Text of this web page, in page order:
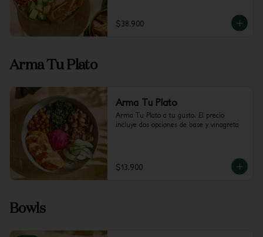
$38.900
Arma Tu Plato
Arma Tu Plato
Arma Tu Plato a tu gusto. El precio
incluye dos opciones de base y vinagreta
$13.900
Bowls